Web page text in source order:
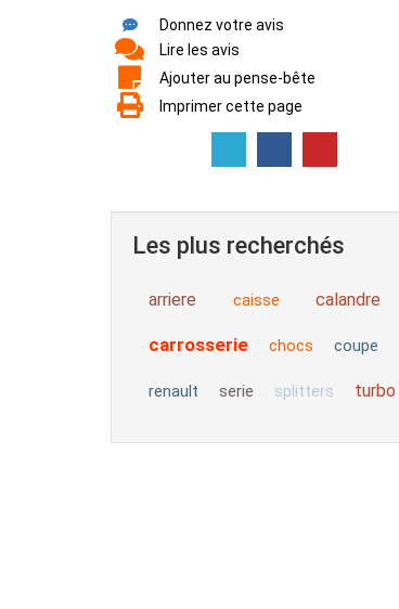
Donnez votre avis
Lire les avis
Ajouter au pense-bête
Imprimer cette page
Les plus recherchés
arriere caisse calandre
carrosserie chocs coupe
renault serie splitters turbo